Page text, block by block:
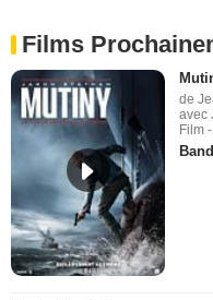
Films
de
avec
Film